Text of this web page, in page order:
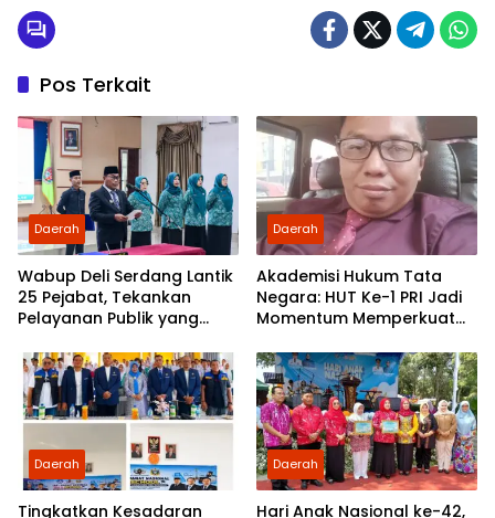
Pos Terkait
Daerah
Wabup Deli Serdang Lantik
25 Pejabat, Tekankan
Pelayanan Publik yang
Daerah
Akademisi Hukum Tata
Negara: HUT Ke-1 PRI Jadi
Momentum Memperkuat
Pengabdian kepada
Rakyat
Daerah
Tingkatkan Kesadaran
Daerah
Hari Anak Nasional ke-42,